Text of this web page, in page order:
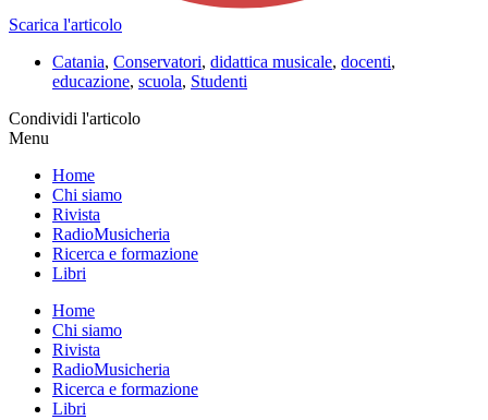
Scarica l'articolo
Catania, Conservatori, didattica musicale, docenti,
educazione, scuola, Studenti
Condividi l'articolo
Menu
Home
Chi siamo
Rivista
RadioMusicheria
Ricerca e formazione
Libri
Home
Chi siamo
Rivista
RadioMusicheria
Ricerca e formazione
Libri